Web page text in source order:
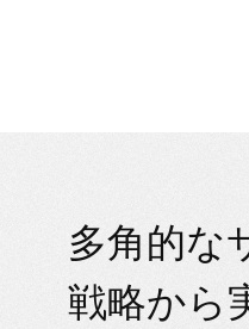
多角的な
戦略から